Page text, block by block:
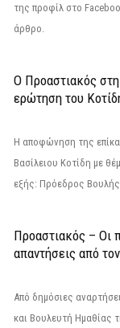
της προφίλ στο
άρθρο.
Ο Προαστιακός
ερώτηση του
Η αποφώνηση της
Βασίλειου Κοτίδη με
εξής: Πρόεδρος
Προαστιακός – Οι
απαντήσεις από
Από δημόσιες
και Βουλευτή Ημαθίας